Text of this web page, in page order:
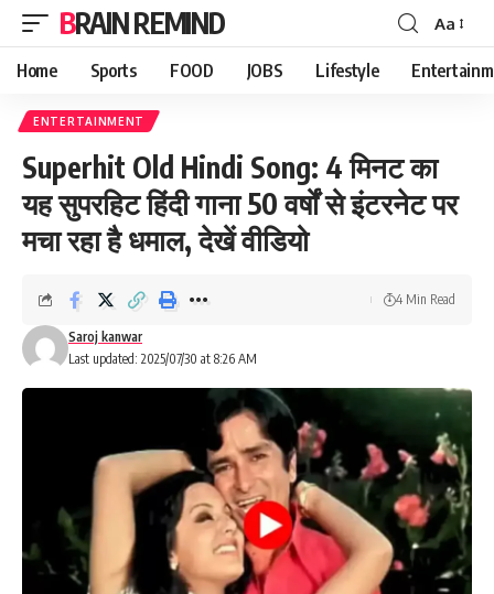
BRAIN REMIND
Font
Resizer
Aa
Home Sports FOOD JOBS Lifestyle
ENTERTAINMENT
Superhit Old Hindi Song: 4 मिनट का
यह सुपरहिट हिंदी गाना 50 वर्षों से इंटरनेट पर
मचा रहा है धमाल, देखें वीडियो
Last updated: 2025/07/30 at 8:26 AM
Saroj kanwar
4 Min Read